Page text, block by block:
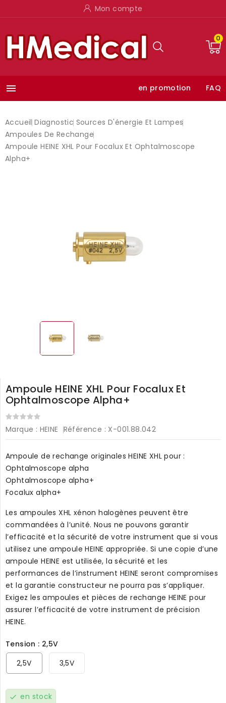
Mon compte
0
 en promotion FAQ
Accueil Diagnostic Sources D'énergie Et Lampes
Ampoules De Rechange
Ampoule HEINE XHL Pour Focalux Et Ophtalmoscope
Alpha+
Ampoule HEINE XHL Pour Focalux Et
Ophtalmoscope Alpha+
Marque : HEINE Référence : X-001.88.042
Ampoule de rechange originales HEINE XHL pour :
Ophtalmoscope alpha
Ophtalmoscope alpha+
Focalux alpha+
Les ampoules XHL xénon halogènes peuvent être
commandées à l’unité. Nous ne pouvons garantir
l’efficacité et la sécurité de votre instrument que si vous
utilisez une ampoule HEINE appropriée. Si une copie d’une
ampoule HEINE est utilisée, la sécurité et les
performances de l’instrument HEINE seront compromises
et la garantie constructeur ne pourra pas s’appliquer.
Exigez les ampoules et pièces de rechange HEINE pour
assurer l’efficacité de votre instrument de précision
HEINE.
Tension : 2,5V
2,5V
3,5V
check en stock